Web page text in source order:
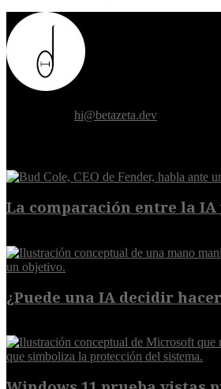
hi@betazeta.dev
La comparación entre la IA
¿Puede una IA decidir